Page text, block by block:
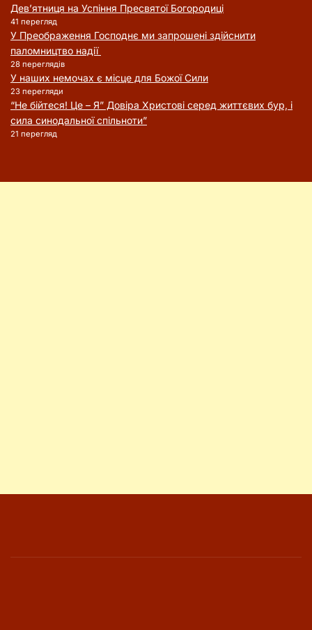
Дев’ятниця на Успіння Пресвятої Богородиці
41 перегляд
У Преображення Господнє ми запрошені здійснити
паломництво надії
28 переглядів
У наших немочах є місце для Божої Сили
23 перегляди
“Не бійтеся! Це – Я” Довіра Христові серед життєвих бур, і
сила синодальної спільноти”
21 перегляд